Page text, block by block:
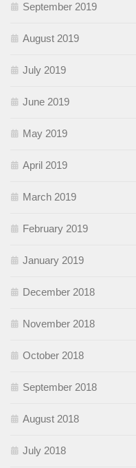
September 2019
August 2019
July 2019
June 2019
May 2019
April 2019
March 2019
February 2019
January 2019
December 2018
November 2018
October 2018
September 2018
August 2018
July 2018